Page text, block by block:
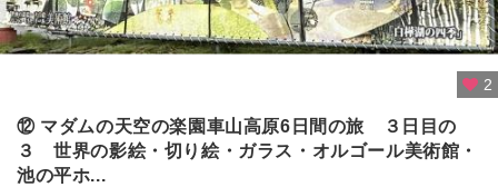
2
⑫ マダムの天空の楽園車山高原6日間の旅 ３日目の
３ 世界の影絵・切り絵・ガラス・オルゴール美術館・
池の平ホ...